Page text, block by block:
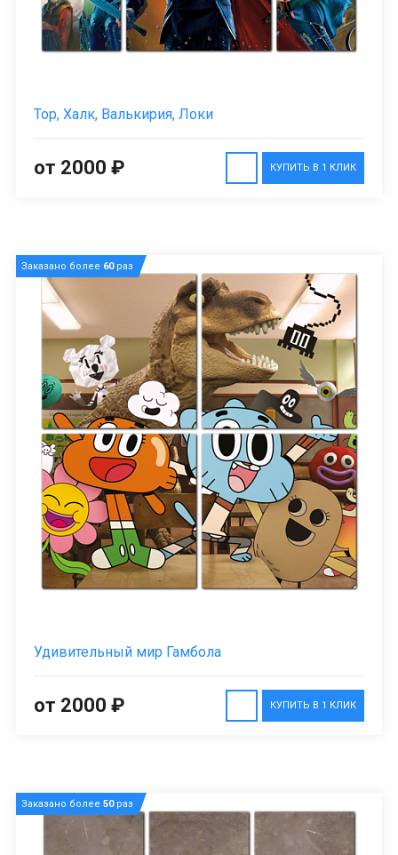
Тор, Халк, Валькирия, Локи
КУПИТЬ В 1 КЛИК
от 2000 ₽
Заказано более 60раз
Удивительный мир Гамбола
КУПИТЬ В 1 КЛИК
от 2000 ₽
Заказано более 50раз